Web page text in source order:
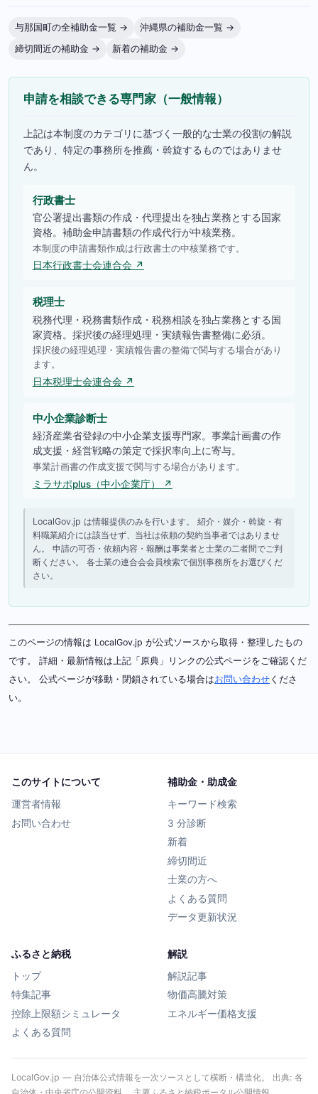
与那国町の全補助金一覧 →
沖縄県の補助金一覧 →
締切間近の補助金 →
新着の補助金 →
申請を相談できる専門家（一般情報）
上記は本制度のカテゴリに基づく一般的な士業の役割の解説
であり、特定の事務所を推薦・斡旋するものではありませ
ん。
行政書士
官公署提出書類の作成・代理提出を独占業務とする国家
資格。補助金申請書類の作成代行が中核業務。
本制度の申請書類作成は行政書士の中核業務です。
日本行政書士会連合会 ↗
税理士
税務代理・税務書類作成・税務相談を独占業務とする国
家資格。採択後の経理処理・実績報告書整備に必須。
採択後の経理処理・実績報告書の整備で関与する場合があり
ます。
日本税理士会連合会 ↗
中小企業診断士
経済産業省登録の中小企業支援専門家。事業計画書の作
成支援・経営戦略の策定で採択率向上に寄与。
事業計画書の作成支援で関与する場合があります。
ミラサポplus（中小企業庁） ↗
LocalGov.jp は情報提供のみを行います。 紹介・媒介・斡旋・有
料職業紹介には該当せず、当社は依頼の契約当事者ではありませ
ん。 申請の可否・依頼内容・報酬は事業者と士業の二者間でご判
断ください。 各士業の連合会会員検索で個別事務所をお選びくだ
さい。
このページの情報は LocalGov.jp が公式ソースから取得・整理したもの
です。 詳細・最新情報は上記「原典」リンクの公式ページをご確認くだ
さい。 公式ページが移動・閉鎖されている場合はお問い合わせ くださ
い。
このサイトについて
運営者情報
お問い合わせ
補助金・助成金
キーワード検索
3 分診断
新着
締切間近
士業の方へ
よくある質問
データ更新状況
ふるさと納税
トップ
特集記事
控除上限額シミュレータ
よくある質問
解説
解説記事
物価高騰対策
エネルギー価格支援
LocalGov.jp — 自治体公式情報を一次ソースとして横断・構造化。 出典: 各